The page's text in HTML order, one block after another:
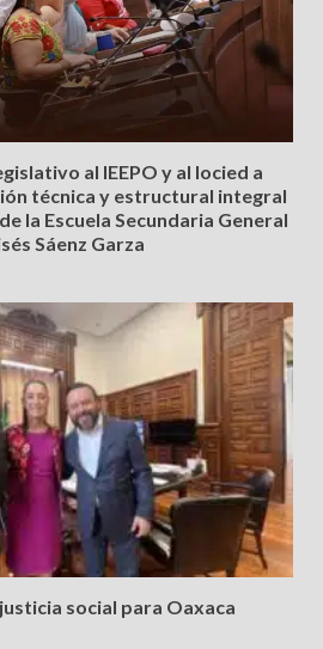
al IEEPO y al Iocied a
técnica y estructural integral
la Escuela Secundaria General
Sáenz Garza
social para Oaxaca